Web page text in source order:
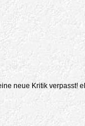
neue Kritik verpasst!